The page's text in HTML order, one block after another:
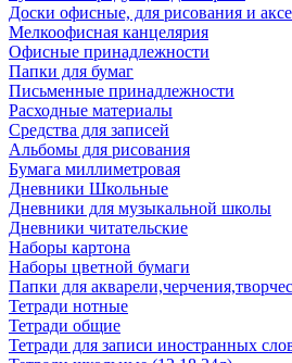
Доски офисные, для рисования и
Мелкоофисная канцелярия
Офисные принадлежности
Папки для бумаг
Письменные принадлежности
Расходные материалы
Средства для записей
Альбомы для рисования
Бумага миллиметровая
Дневники Школьные
Дневники для музыкальной школы
Дневники читательские
Наборы картона
Наборы цветной бумаги
Папки для
Тетради нотные
Тетради общие
Тетради для записи иностранных